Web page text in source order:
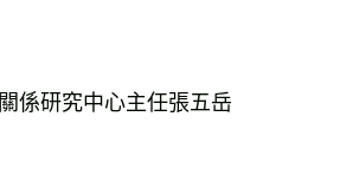
係研究中心主任張五岳